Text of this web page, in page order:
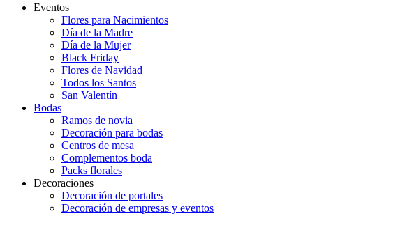
Eventos
Flores para Nacimientos
Día de la Madre
Día de la Mujer
Black Friday
Flores de Navidad
Todos los Santos
San Valentín
Bodas
Ramos de novia
Decoración para bodas
Centros de mesa
Complementos boda
Packs florales
Decoraciones
Decoración de portales
Decoración de empresas y eventos